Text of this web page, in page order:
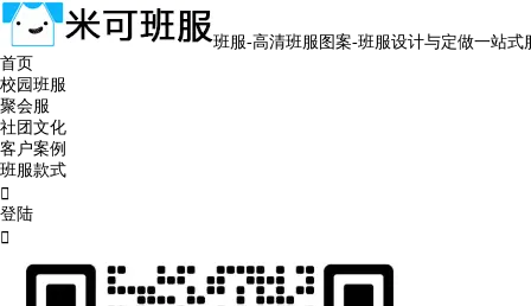
班服-高清班服图案-班服设计与定做一站式
首页
校园班服
聚会服
社团文化
客户案例
班服款式

登陆
